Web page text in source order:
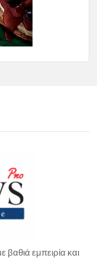
βαθιά εμπειρία και